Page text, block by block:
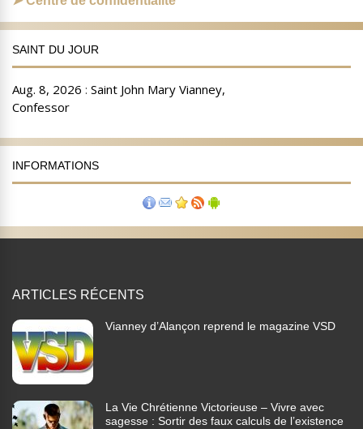
SAINT DU JOUR
INFORMATIONS
ARTICLES RÉCENTS
Vianney d’Alançon reprend le magazine VSD
La Vie Chrétienne Victorieuse – Vivre avec
sagesse : Sortir des faux calculs de l’existence